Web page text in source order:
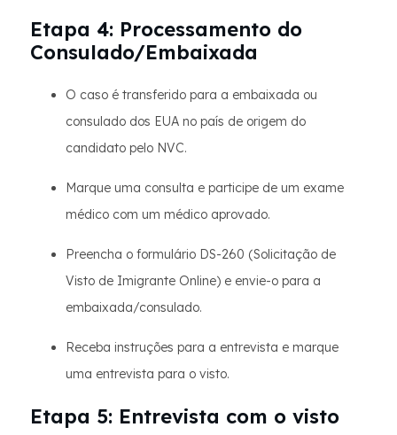
Etapa 4: Processamento do
Consulado/Embaixada
O caso é transferido para a embaixada ou
consulado dos EUA no país de origem do
candidato pelo NVC.
Marque uma consulta e participe de um exame
médico com um médico aprovado.
Preencha o formulário DS-260 (Solicitação de
Visto de Imigrante Online) e envie-o para a
embaixada/consulado.
Receba instruções para a entrevista e marque
uma entrevista para o visto.
Etapa 5: Entrevista com o visto